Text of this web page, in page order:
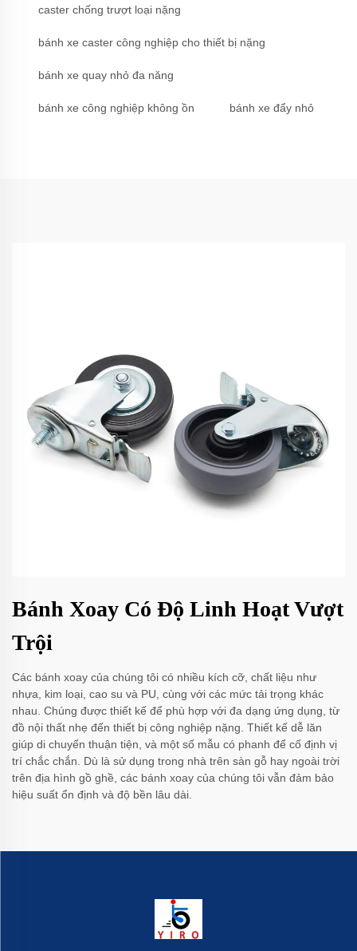
caster chống trượt loại nặng
bánh xe caster công nghiệp cho thiết bị nặng
bánh xe quay nhỏ đa năng
bánh xe công nghiệp không ồn bánh xe đẩy nhỏ
Bánh Xoay Có Độ Linh Hoạt Vượt
Trội
Các bánh xoay của chúng tôi có nhiều kích cỡ, chất liệu như
nhựa, kim loại, cao su và PU, cùng với các mức tải trọng khác
nhau. Chúng được thiết kế để phù hợp với đa dạng ứng dụng, từ
đồ nội thất nhẹ đến thiết bị công nghiệp nặng. Thiết kế dễ lăn
giúp di chuyển thuận tiện, và một số mẫu có phanh để cố định vị
trí chắc chắn. Dù là sử dụng trong nhà trên sàn gỗ hay ngoài trời
trên địa hình gồ ghề, các bánh xoay của chúng tôi vẫn đảm bảo
hiệu suất ổn định và độ bền lâu dài.